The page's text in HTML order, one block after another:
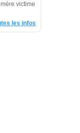
victime
les infos